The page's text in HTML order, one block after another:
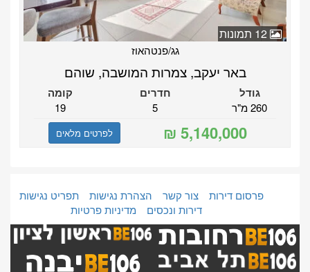
גג/פנטהאוז
באר יעקב, צמרות המושבה, שוהם
גודל
260 מ"ר
חדרים
5
קומה
19
לפרטים מלאים
פרסום דירות צור קשר הצהרת נגישות
תפריט נגישות
דירות ונכסים
מדיניות פרטיות